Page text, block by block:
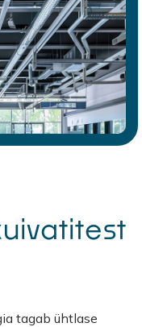
tagab ühtlase